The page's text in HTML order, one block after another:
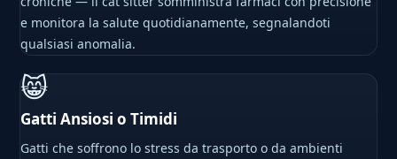
e monitora la salute quotidianamente, segnalandoti
qualsiasi anomalia.
😸
Gatti Ansiosi o Timidi
Gatti che soffrono lo stress da trasporto o da ambienti